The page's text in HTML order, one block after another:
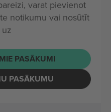
varat pievienot
notikumu vai nosūtīt
PASĀKUMI
PASĀKUMU